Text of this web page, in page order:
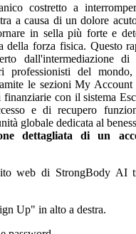
costretto a
a causa di un dolore
in sella più forte e
della forza fisica. Questo
dall'intermediazione
professionisti del
le sezioni My
finanziarie con il sistema
e di recupero
globale dedicata al
dettagliata di un
web di StrongBody AI
Up" in alto a destra.